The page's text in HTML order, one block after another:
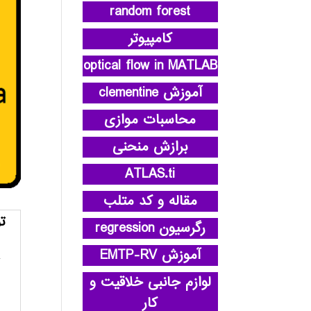
random forest
کامپیوتر
optical flow in MATLAB
آموزش clementine
محاسبات موازی
برازش منحنی
ATLAS.ti
مقاله و کد متلب
رگرسیون regression
آموزش EMTP-RV
لوازم جانبی خلاقیت و
کار